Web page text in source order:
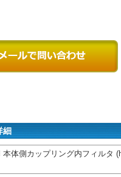
細
体側カップリング内フィルタ